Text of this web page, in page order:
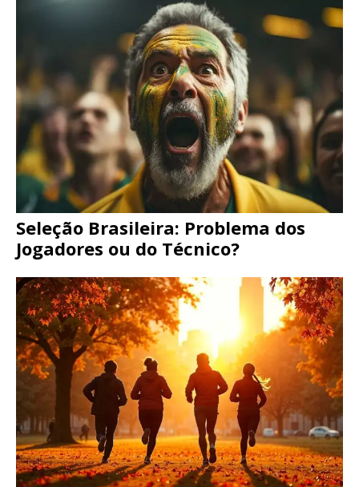
Seleção Brasileira: Problema dos
Jogadores ou do Técnico?